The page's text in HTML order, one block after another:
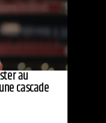
au
cascade